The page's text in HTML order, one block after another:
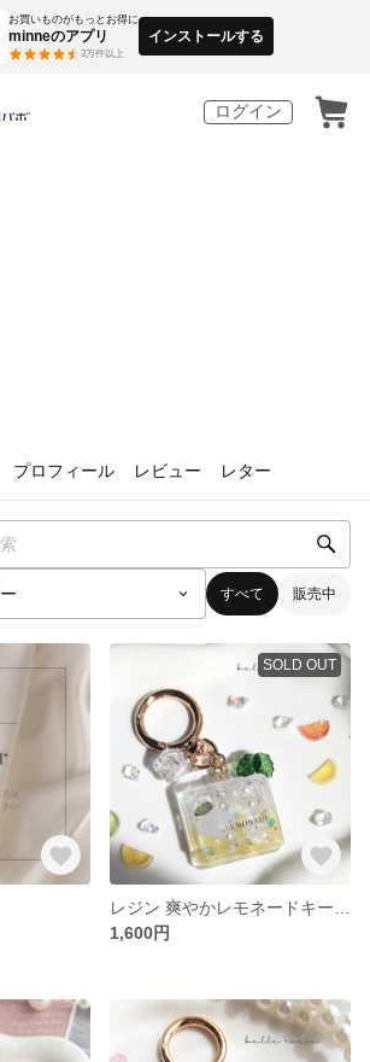
お買いものがもっとお得に
minneのアプリ
3万件以上
インストールする
ログイン
プロフィール レビュー レター
すべて 販売中
SOLD OUT
1,600円